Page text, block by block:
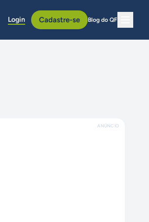
Login Cadastre-se Blog do QF
ANÚNCIO